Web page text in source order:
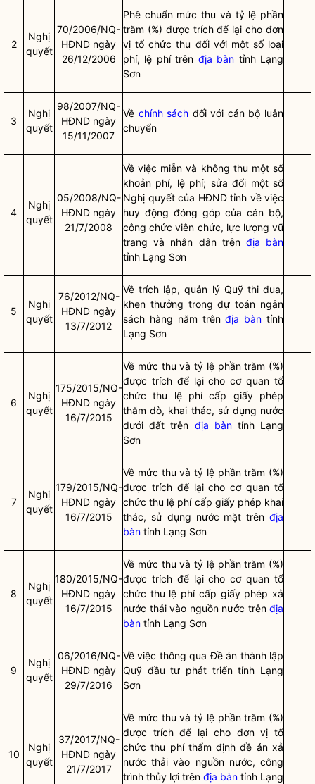
2
Nghị
quyết
70/2006/NQ-
HĐND ngày
26/12/2006
Phê chuẩn mức thu và tỷ lệ phần
trăm (%) được trích để lại cho đơn
vị tổ chức thu đối với một số loại
phí, lệ phí trên địa bàn tỉnh Lạng
Sơn
3
Nghị
quyết
98/2007/NQ-
HĐND ngày
15/11/2007
Về chính sách đối với cán bộ luân
chuyển
4
Nghị
quyết
05/2008/NQ-
HĐND ngày
21/7/2008
Về việc miễn và không thu một số
khoản phí, lệ phí; sửa đổi một số
Nghị quyếtcủa HĐND tỉnh về việc
huy động đóng góp của cán bộ,
công chức viên chức, lực lượng vũ
trang và nhân dântrên địa bàn
tỉnh Lạng Sơn
5
Nghị
quyết
76/2012/NQ-
HĐND ngày
13/7/2012
Về trích lập, quản lý Quỹ thi đua,
khen thưởng trong dự toán ngân
sách hàng năm trênđịa bàn tỉnh
Lạng Sơn
6
Nghị
quyết
175/2015/NQ-
HĐND ngày
16/7/2015
Về mức thu và tỷ lệ phần trăm (%)
được trích để lại cho cơ quan tổ
chức thu lệ phí cấp giấy phép
thăm dò, khai thác, sử dụng nước
dưới đất trên địa bàntỉnh Lạng
Sơn
7
Nghị
quyết
179/2015/NQ-
HĐND ngày
16/7/2015
Về mức thu và tỷ lệ phần trăm (%)
được trích để lại cho cơ quan tổ
chức thu lệ phí cấp giấy phép khai
thác, sử dụng nước mặt trên địa
bàn tỉnh Lạng Sơn
8
Nghị
quyết
180/2015/NQ-
HĐND ngày
16/7/2015
Về mức thu và tỷ lệ phần trăm (%)
được trích để lại cho cơ quan tổ
chức thu lệ phí cấp giấy phép xả
nước thải vào nguồn nước trên địa
bàn tỉnh Lạng Sơn
9
Nghị
quyết
06/2016/NQ-
HĐND ngày
29/7/2016
Về việc thông qua Đề án thành lập
Quỹ đầu tư phát triển tỉnh Lạng
Sơn
10
Nghị
quyết
37/2017/NQ-
HĐND ngày
21/7/2017
Về mức thu và tỷ lệ phần trăm (%)
được trích để lại cho đơn vị tổ
chức thu phí thẩm định đề án xả
nước thải vào nguồn nước, công
trình thủy lợi trên địa bàn tỉnh Lạng